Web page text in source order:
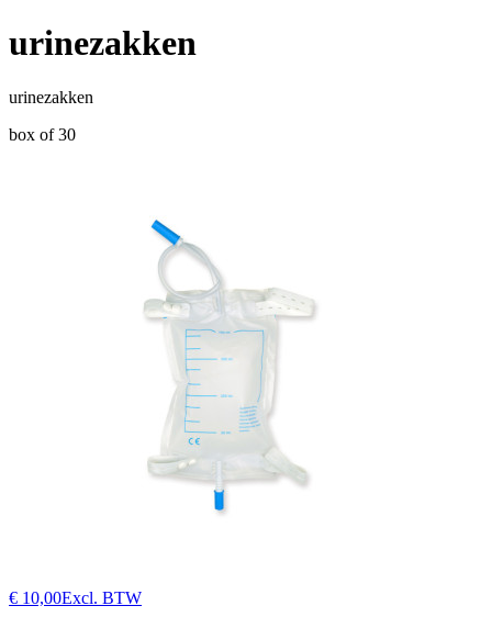
urinezakken
urinezakken
box of 30
€ 10,00Excl. BTW